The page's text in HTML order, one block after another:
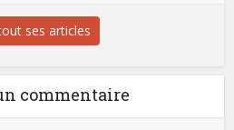
ses articles
commentaire